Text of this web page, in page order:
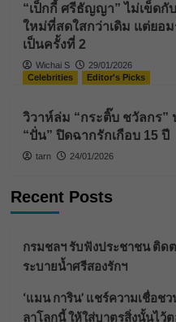
“เป็กกี้ ศรีธัญญา” ไม่เข็ด
ใหม่ที่สดใสกว่าเดิม แต่ยอ
เป็นครั้งที่ 2
Wichai S
29/01/2026
Celebrities
Editor's Picks
วิวาห์ล่ม “กระติ๊บ ชวัลกร
“ปั่น” ปิดฉากรักเกือบ 15 ปี
tarn 24/01/2026
Recent Posts
กรมชลฯ รับฟังประชาชน ติด
ระบายน้ำศรีสองรักฯ
‘แมน การิน’ แชร์ความเชื่อช
ลาโลกนี้ ให้ใส่บาตรสิ่งนั้นไว้